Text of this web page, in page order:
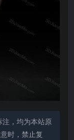
，均为本站原
时，禁止复